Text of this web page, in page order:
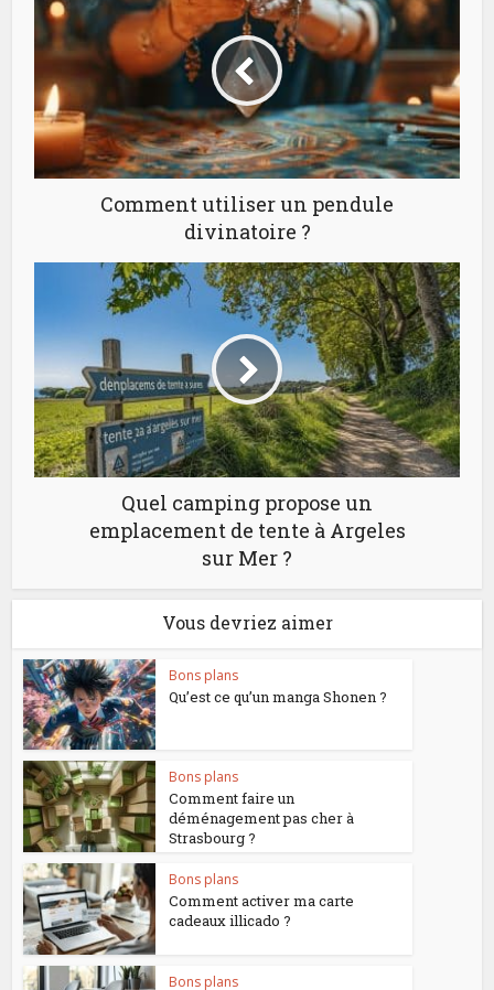
Comment utiliser un pendule
divinatoire ?
Quel camping propose un
emplacement de tente à Argeles
sur Mer ?
Vous devriez aimer
Bons plans
Qu’est ce qu’un manga Shonen ?
Bons plans
Comment faire un
déménagement pas cher à
Strasbourg ?
Bons plans
Comment activer ma carte
cadeaux illicado ?
Bons plans